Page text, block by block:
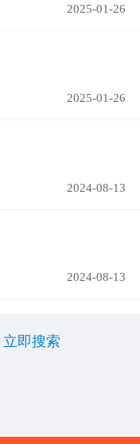
2025-01-26
2025-01-26
2024-08-13
2024-08-13
立即搜索